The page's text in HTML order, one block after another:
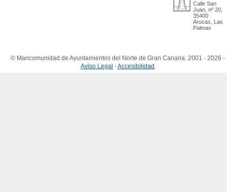
Calle San
Juan, nº 20,
35400
Arucas, Las
Palmas
© Mancomunidad de Ayuntamientos del Norte de Gran Canaria. 2001 - 2026 -
Aviso Legal -Accesibilidad